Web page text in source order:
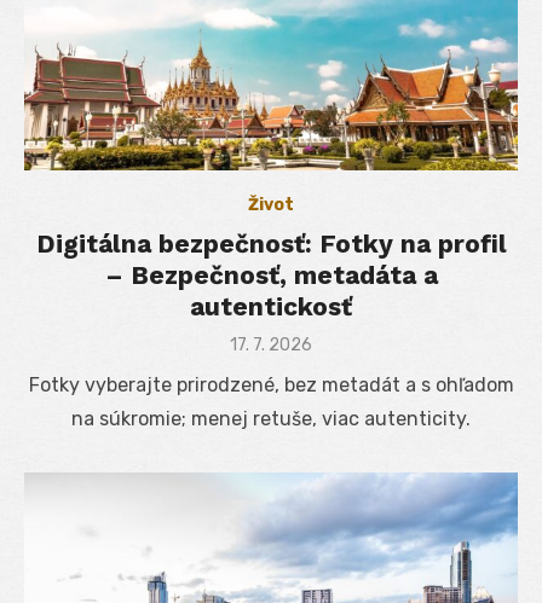
Život
Digitálna bezpečnosť: Fotky na profil
– Bezpečnosť, metadáta a
autentickosť
Posted
17. 7. 2026
Fotky vyberajte prirodzené, bez metadát a s ohľadom
na súkromie; menej retuše, viac autenticity.